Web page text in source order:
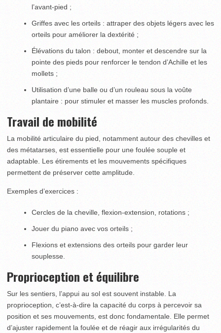
l’avant-pied ;
Griffes avec les orteils : attraper des objets légers avec les
orteils pour améliorer la dextérité ;
Élévations du talon : debout, monter et descendre sur la
pointe des pieds pour renforcer le tendon d’Achille et les
mollets ;
Utilisation d’une balle ou d’un rouleau sous la voûte
plantaire : pour stimuler et masser les muscles profonds.
Travail de mobilité
La mobilité articulaire du pied, notamment autour des chevilles et
des métatarses, est essentielle pour une foulée souple et
adaptable. Les étirements et les mouvements spécifiques
permettent de préserver cette amplitude.
Exemples d’exercices :
Cercles de la cheville, flexion-extension, rotations ;
Jouer du piano avec vos orteils ;
Flexions et extensions des orteils pour garder leur
souplesse.
Proprioception et équilibre
Sur les sentiers, l’appui au sol est souvent instable. La
proprioception, c’est-à-dire la capacité du corps à percevoir sa
position et ses mouvements, est donc fondamentale. Elle permet
d’ajuster rapidement la foulée et de réagir aux irrégularités du